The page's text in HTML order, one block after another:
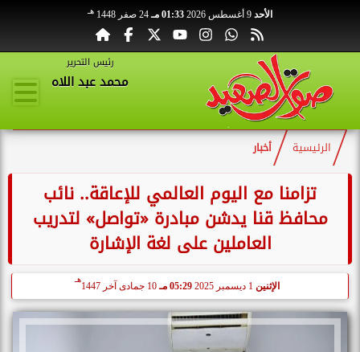
الأحد 01:33 مـ 24 صفر 1448 هـ
رئيس التحرير
محمد عبد اللاه
الرئيسية أخبار
تزامنا مع اليوم العالمي للإعاقة.. نائب
محافظ قنا يدشن مبادرة «تواصل» لتدريب
العاملين على لغة الإشارة
الإثنين 05:29 مـ 10 جمادى آخر 1447
هـ